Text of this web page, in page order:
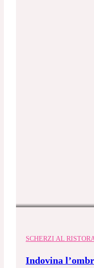
SCHERZI AL
Indovina